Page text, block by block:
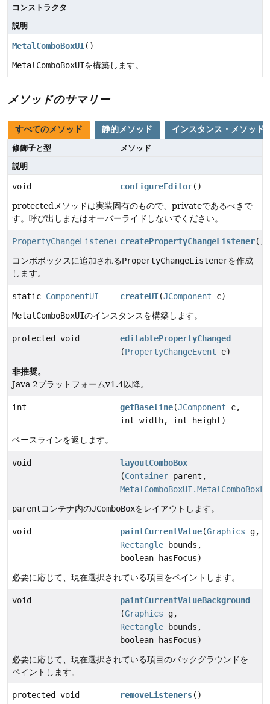
コンストラクタ
説明
MetalComboBoxUI()
MetalComboBoxUIを構築します。
メソッドのサマリー
すべてのメソッド 静的メソッド インスタンス・メソッド
修飾子と型
メソッド
説明
void configureEditor()
protectedメソッドは実装固有のもので、privateであるべきで
す。呼び出しまたはオーバーライドしないでください。
PropertyChangeListener createPropertyChangeListener()
コンボボックスに追加されるPropertyChangeListenerを作成
します。
static ComponentUI createUI(JComponent c)
MetalComboBoxUIのインスタンスを構築します。
protected void
editablePropertyChanged
(PropertyChangeEvent e)
非推奨。
Java 2プラットフォームv1.4以降。
int getBaseline(JComponent c,
int width, int height)
ベースラインを返します。
void
layoutComboBox
(Container parent,
parentコンテナ内のJComboBoxをレイアウトします。
void paintCurrentValue(Graphics g,
Rectangle bounds,
boolean hasFocus)
必要に応じて、現在選択されている項目をペイントします。
void
paintCurrentValueBackground
(Graphics g,
Rectangle bounds,
boolean hasFocus)
必要に応じて、現在選択されている項目のバックグラウンドを
ペイントします。
protected void removeListeners()